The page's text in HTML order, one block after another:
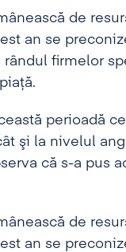
de
an se
firmelor
perioadă
şi la nivelul
că s-a pus
de
an se